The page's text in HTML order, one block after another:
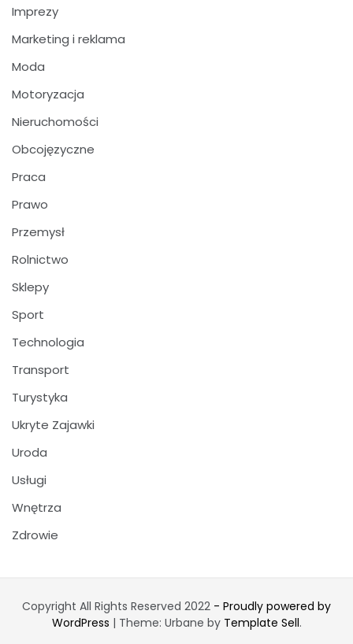
Imprezy
Marketing i reklama
Moda
Motoryzacja
Nieruchomości
Obcojęzyczne
Praca
Prawo
Przemysł
Rolnictwo
Sklepy
Sport
Technologia
Transport
Turystyka
Ukryte Zajawki
Uroda
Usługi
Wnętrza
Zdrowie
Copyright All Rights Reserved 2022 - Proudly powered by
WordPress | Theme: Urbane by Template Sell.